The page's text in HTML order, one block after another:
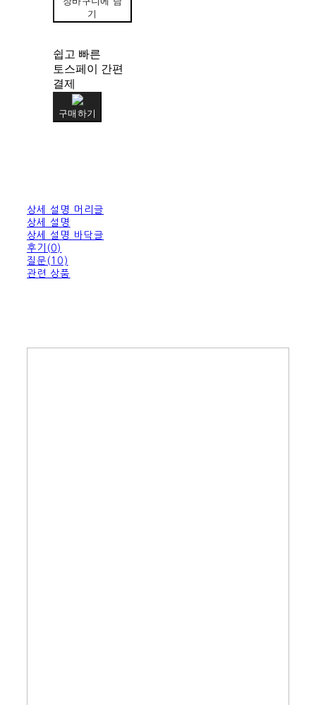
기
쉽고 빠른
토스페이 간편
결제
구매하기
상세 설명 머리글
상세 설명
상세 설명 바닥글
후기(0)
질문(10)
관련 상품